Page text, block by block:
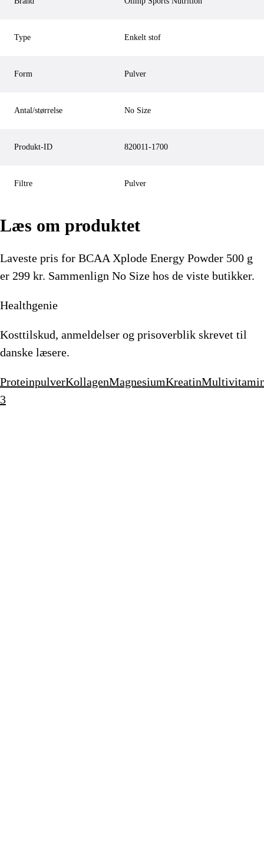
Type Enkelt stof
Form Pulver
Antal/størrelse No Size
Produkt-ID 820011-1700
Filtre Pulver
Læs om produktet
Laveste pris for BCAA Xplode Energy Powder 500 g
er 299 kr. Sammenlign No Size hos de viste butikker.
Healthgenie
Kosttilskud, anmeldelser og prisoverblik skrevet til
danske læsere.
ProteinpulverKollagenMagnesiumKreatin
3